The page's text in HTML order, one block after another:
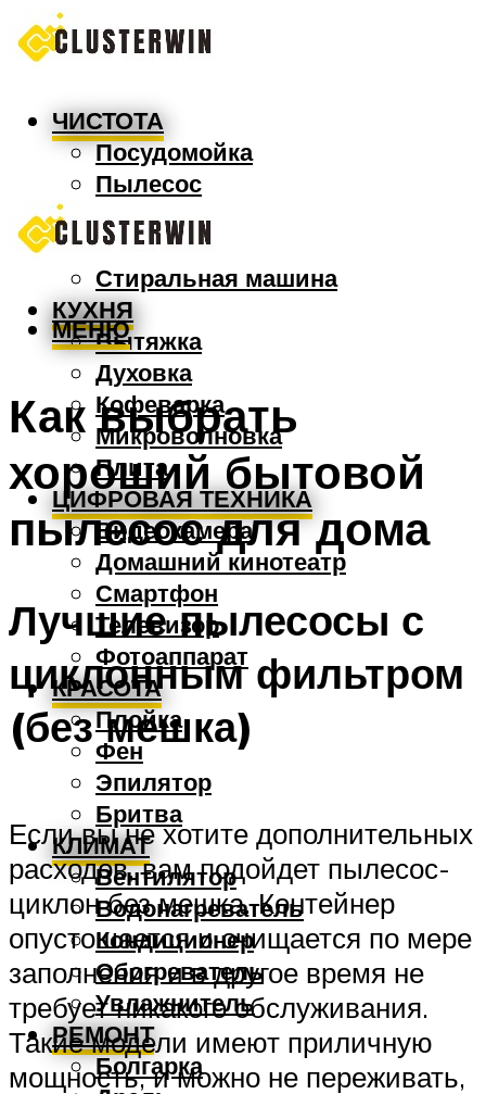
ЧИСТОТА
Посудомойка
Пылесос
Утюг
Швабра
Стиральная машина
КУХНЯ
Вытяжка
Духовка
Кофеварка
Микроволновка
Плита
ЦИФРОВАЯ ТЕХНИКА
Видеокамера
Домашний кинотеатр
Смартфон
Телевизор
Фотоаппарат
КРАСОТА
Плойка
Фен
Эпилятор
Бритва
КЛИМАТ
Вентилятор
Водонагреватель
Кондиционер
Обогреватель
Увлажнитель
РЕМОНТ
Болгарка
МЕНЮ
Как выбрать
хороший бытовой
пылесос для дома
Лучшие пылесосы с
циклонным фильтром
(без мешка)
Если вы не хотите дополнительных
расходов, вам подойдет пылесос-
циклон без мешка. Контейнер
опустошается и очищается по мере
заполнения и в другое время не
требует никакого обслуживания.
Такие модели имеют приличную
мощность, и можно не переживать,